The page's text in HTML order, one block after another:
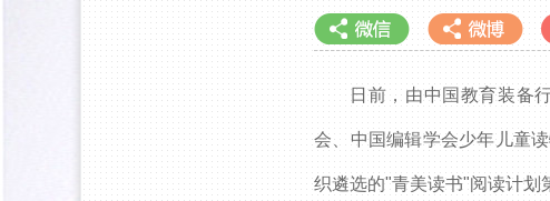
分享到微信 分享到微博
日前，由中国教育装备
会、中国编辑学会少年儿童
织遴选的"青美读书"阅读计划